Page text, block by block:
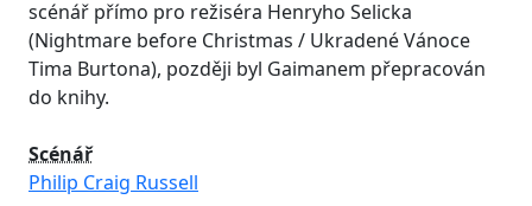
scénář přímo pro režiséra Henryho Selicka
(Nightmare before Christmas / Ukradené Vánoce
Tima Burtona), později byl Gaimanem přepracován
do knihy.
Scénář
Philip Craig Russell